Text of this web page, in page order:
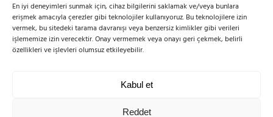
En iyi deneyimleri sunmak için, cihaz bilgilerini saklamak ve/veya bunlara
erişmek amacıyla çerezler gibi teknolojiler kullanıyoruz. Bu teknolojilere izin
vermek, bu sitedeki tarama davranışı veya benzersiz kimlikler gibi verileri
işlememize izin verecektir. Onay vermemek veya onayı geri çekmek, belirli
özellikleri ve işlevleri olumsuz etkileyebilir.
Kabul et
Reddet
Hızır Reis Sokak No: 16 34846 Cevizli Maltepe
Phone:0216 399 10 50
Mobile:0555 654 61 83
Email:bilgi@esvoleybol.com